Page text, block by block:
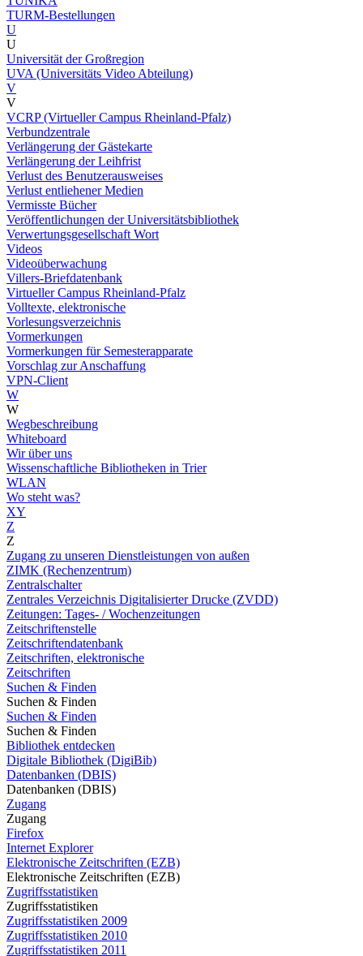
TURM-Bestellungen
U
U
Universität der Großregion
UVA (Universitäts Video Abteilung)
V
V
VCRP (Virtueller Campus Rheinland-Pfalz)
Verbundzentrale
Verlängerung der Gästekarte
Verlängerung der Leihfrist
Verlust des Benutzerausweises
Verlust entliehener Medien
Vermisste Bücher
Veröffentlichungen der Universitätsbibliothek
Verwertungsgesellschaft Wort
Videos
Videoüberwachung
Villers-Briefdatenbank
Virtueller Campus Rheinland-Pfalz
Volltexte, elektronische
Vorlesungsverzeichnis
Vormerkungen
Vormerkungen für Semesterapparate
Vorschlag zur Anschaffung
VPN-Client
W
W
Wegbeschreibung
Whiteboard
Wir über uns
Wissenschaftliche Bibliotheken in Trier
WLAN
Wo steht was?
XY
Z
Z
Zugang zu unseren Dienstleistungen von außen
ZIMK (Rechenzentrum)
Zentralschalter
Zentrales Verzeichnis Digitalisierter Drucke (ZVDD)
Zeitungen: Tages- / Wochenzeitungen
Zeitschriftenstelle
Zeitschriftendatenbank
Zeitschriften, elektronische
Zeitschriften
Suchen & Finden
Suchen & Finden
Suchen & Finden
Suchen & Finden
Bibliothek entdecken
Digitale Bibliothek (DigiBib)
Datenbanken (DBIS)
Datenbanken (DBIS)
Zugang
Zugang
Firefox
Internet Explorer
Elektronische Zeitschriften (EZB)
Elektronische Zeitschriften (EZB)
Zugriffsstatistiken
Zugriffsstatistiken
Zugriffsstatistiken 2009
Zugriffsstatistiken 2010
Zugriffsstatistiken 2011